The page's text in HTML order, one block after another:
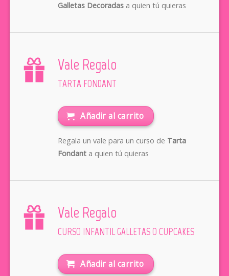
Galletas Decoradasa quien tú quieras
Vale Regalo
TARTA FONDANT
Añadir al carrito
Regala un vale para un curso de Tarta
Fondanta quien tú quieras
Vale Regalo
CURSO INFANTIL GALLETAS O CUPCAKES
Añadir al carrito